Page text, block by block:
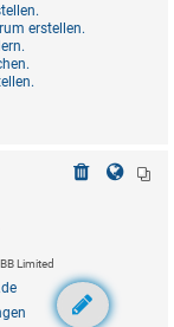
erstellen.
Limited